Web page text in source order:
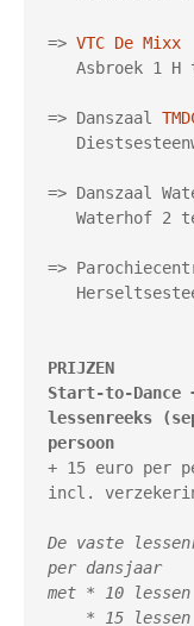
=> VTC De Mixx
=> Danszaal
=> Danszaal
=>
PRIJZEN
Start-to-Dance
lessenreeks
persoon
+ 15 euro per
incl.
De vaste
met